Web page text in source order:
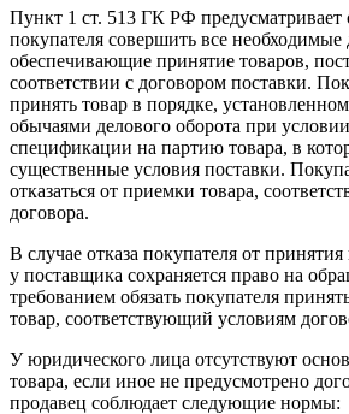
Пункт 1 ст. 513 ГК РФ предусматривает
покупателя совершить все необходимые
обеспечивающие принятие товаров,
соответствии с договором поставки.
принять товар в порядке,
обычаями делового оборота при
спецификации на партию товара, в
существенные условия поставки.
отказаться от приемки товара,
договора.
В случае отказа покупателя от принятия
у поставщика сохраняется право на
требованием обязать покупателя
товар, соответствующий условиям
У юридического лица отсутствуют
товара, если иное не предусмотрено
продавец соблюдает следующие нормы: